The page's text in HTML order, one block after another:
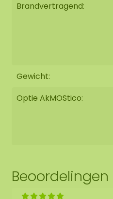
Brandvertragend:
Gewicht:
Optie AkMOStico:
Beoordelingen